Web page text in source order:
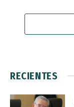
RECIENTES